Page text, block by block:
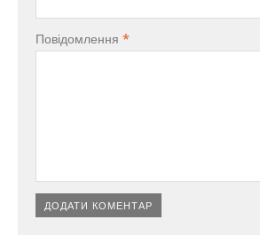
Повідомлення *